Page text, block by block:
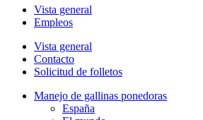
Vista general
Empleos
Vista general
Contacto
Solicitud de folletos
Manejo de gallinas ponedoras
España